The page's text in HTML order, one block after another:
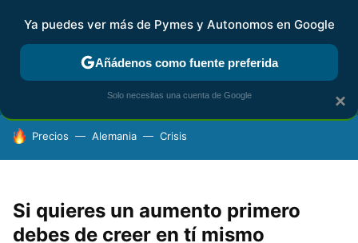
FISCALIDAD Y CONTABILIDAD KIT DIGITAL RENTA
HOY SE HABLA DE
Precios Alemania Crisis
Si quieres un aumento primero
debes de creer en tí mismo
×
Ya puedes ver más de Pymes y Autonomos en Google
Añádenos como fuente preferida
Solo necesitas una cuenta de Google